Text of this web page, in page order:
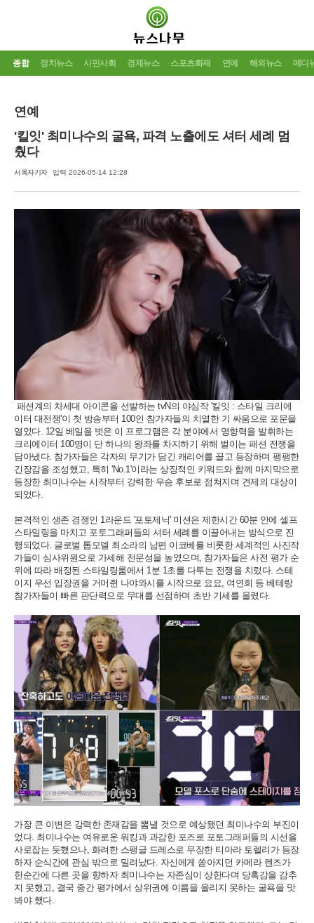
종합 정치뉴스 시민사회 경제뉴스 스포츠화제 연예 해외뉴스 메디
연예
'킬잇' 최미나수의 굴욕, 파격 노출에도 셔터 세례 멈
췄다
서옥자기자 입력 2026-05-14 12:28
패션계의 차세대 아이콘을 선발하는 tvN의 야심작 '킬잇 : 스타일 크리에
이터 대전쟁'이 첫 방송부터 100인 참가자들의 치열한 기 싸움으로 포문을
열었다. 12일 베일을 벗은 이 프로그램은 각 분야에서 영향력을 발휘하는
크리에이터 100명이 단 하나의 왕좌를 차지하기 위해 벌이는 패션 전쟁을
담아냈다. 참가자들은 각자의 무기가 담긴 캐리어를 끌고 등장하며 팽팽한
긴장감을 조성했고, 특히 'No.1'이라는 상징적인 키워드와 함께 마지막으로
등장한 최미나수는 시작부터 강력한 우승 후보로 점쳐지며 견제의 대상이
되었다.
본격적인 생존 경쟁인 1라운드 '포토제닉' 미션은 제한시간 60분 안에 셀프
스타일링을 마치고 포토그래퍼들의 셔터 세례를 이끌어내는 방식으로 진
행되었다. 글로벌 톱모델 최소라의 남편 이코베를 비롯한 세계적인 사진작
가들이 심사위원으로 가세해 전문성을 높였으며, 참가자들은 사전 평가 순
위에 따라 배정된 스타일링룸에서 1분 1초를 다투는 전쟁을 치렀다. 스테
이지 우선 입장권을 거머쥔 나야와시를 시작으로 요요, 여연희 등 베테랑
참가자들이 빠른 판단력으로 무대를 선점하며 초반 기세를 올렸다.
가장 큰 이변은 강력한 존재감을 뽐낼 것으로 예상됐던 최미나수의 부진이
었다. 최미나수는 여유로운 워킹과 과감한 포즈로 포토그래퍼들의 시선을
사로잡는 듯했으나, 화려한 스팽글 드레스로 무장한 티아라 토렐리가 등장
하자 순식간에 관심 밖으로 밀려났다. 자신에게 쏟아지던 카메라 렌즈가
한순간에 다른 곳을 향하자 최미나수는 자존심이 상한다며 당혹감을 감추
지 못했고, 결국 중간 평가에서 상위권에 이름을 올리지 못하는 굴욕을 맛
봐야 했다.